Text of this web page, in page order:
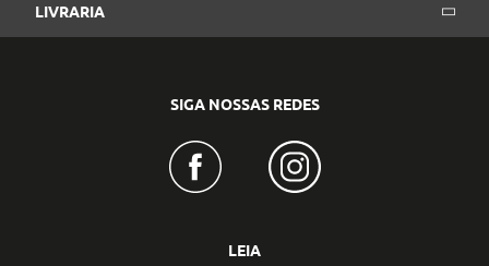
LIVRARIA
SIGA NOSSAS REDES
LEIA